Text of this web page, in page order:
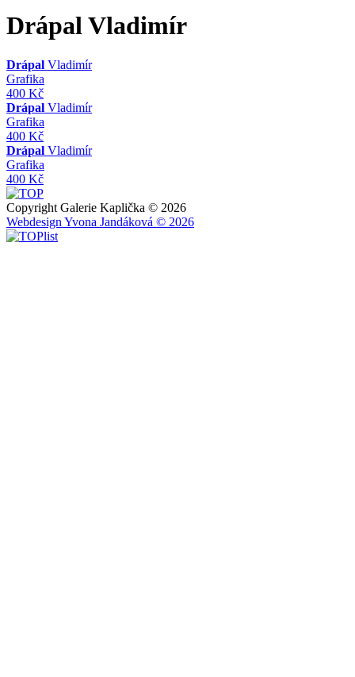
DrápalVladimír
Drápal Vladimír
Grafika
400 Kč
Drápal Vladimír
Grafika
400 Kč
Drápal Vladimír
Grafika
400 Kč
Copyright Galerie Kaplička © 2026
Webdesign Yvona Jandáková © 2026